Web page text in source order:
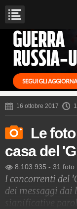
16 ottobre 2017
Le
casa del
8.103.935 - 31 foto
I concorrenti del
dei messaggi dai
significative